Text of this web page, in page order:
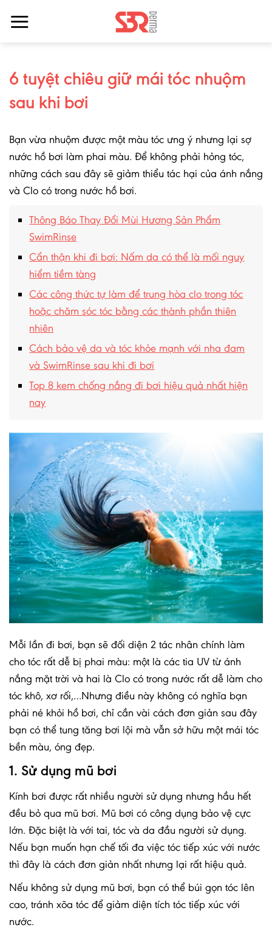
qua
6 tuyệt chiêu giữ mái tóc nhuộm
sau khi bơi
Bạn vừa nhuộm được một màu tóc ưng ý nhưng lại sợ
nước hồ bơi làm phai màu. Để không phải hỏng tóc,
những cách sau đây sẽ giảm thiểu tác hại của ánh nắng
và Clo có trong nước hồ bơi.
Thông Báo Thay Đổi Mùi Hương Sản Phẩm
SwimRinse
Cẩn thận khi đi bơi: Nấm da có thể là mối nguy
hiểm tiềm tàng
Các công thức tự làm để trung hòa clo trong tóc
hoặc chăm sóc tóc bằng các thành phần thiên
nhiên
Cách bảo vệ da và tóc khỏe mạnh với nha đam
và SwimRinse sau khi đi bơi
Top 8 kem chống nắng đi bơi hiệu quả nhất hiện
nay
Mỗi lần đi bơi, bạn sẽ đối diện 2 tác nhân chính làm
cho tóc rất dễ bị phai màu: một là các tia UV từ ánh
nắng mặt trời và hai là Clo có trong nước rất dễ làm cho
tóc khô, xơ rối,…Nhưng điều này không có nghĩa bạn
phải né khỏi hồ bơi, chỉ cần vài cách đơn giản sau đây
bạn có thể tung tăng bơi lội mà vẫn sở hữu một mái tóc
bền màu, óng đẹp.
1. Sử dụng mũ bơi
Kính bơi được rất nhiều người sử dụng nhưng hầu hết
đều bỏ qua mũ bơi. Mũ bơi có công dụng bảo vệ cực
lớn. Đặc biệt là với tai, tóc và da đầu người sử dụng.
Nếu bạn muốn hạn chế tối đa việc tóc tiếp xúc với nước
thì đây là cách đơn giản nhất nhưng lại rất hiệu quả.
Nếu không sử dụng mũ bơi, bạn có thể búi gọn tóc lên
cao, tránh xõa tóc để giảm diện tích tóc tiếp xúc với
nước.